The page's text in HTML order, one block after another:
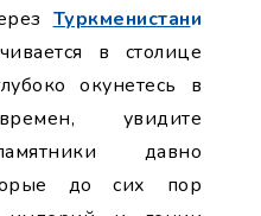
Туркменистани
в столице
окунетесь в
увидите
давно
до сих пор